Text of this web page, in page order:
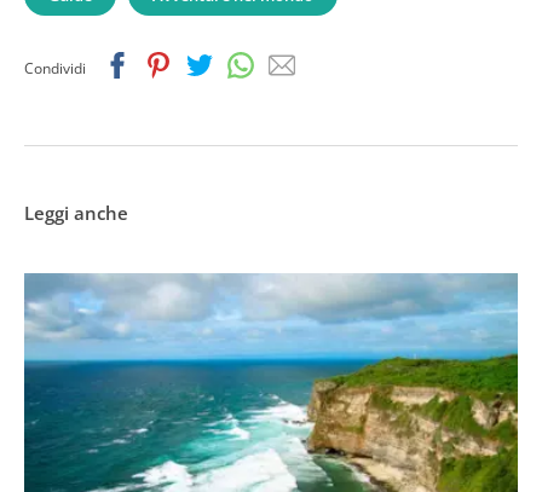
Condividi FacebookPinterestTwitterWhatsapp
Email
Leggi anche